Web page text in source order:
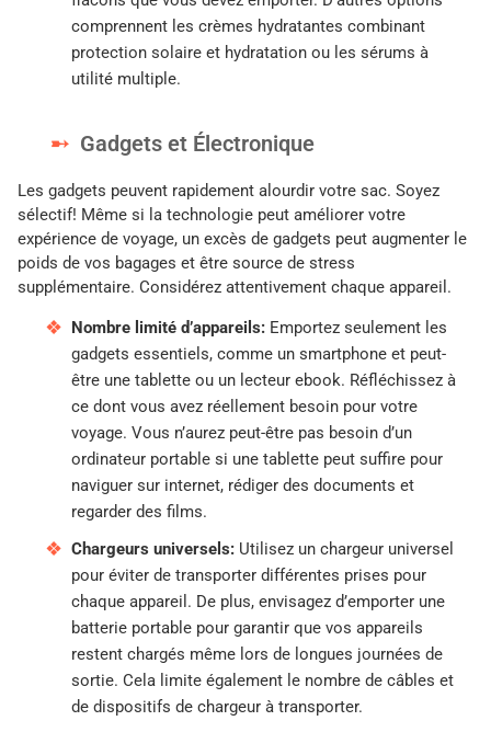
comprennent les crèmes hydratantes combinant
protection solaire et hydratation ou les sérums à
utilité multiple.
Gadgets et Électronique
Les gadgets peuvent rapidement alourdir votre sac. Soyez
sélectif! Même si la technologie peut améliorer votre
expérience de voyage, un excès de gadgets peut augmenter le
poids de vos bagages et être source de stress
supplémentaire. Considérez attentivement chaque appareil.
Nombre limité d’appareils: Emportez seulement les
gadgets essentiels, comme un smartphone et peut-
être une tablette ou un lecteur ebook. Réfléchissez à
ce dont vous avez réellement besoin pour votre
voyage. Vous n’aurez peut-être pas besoin d’un
ordinateur portable si une tablette peut suffire pour
naviguer sur internet, rédiger des documents et
regarder des films.
Chargeurs universels: Utilisez un chargeur universel
pour éviter de transporter différentes prises pour
chaque appareil. De plus, envisagez d’emporter une
batterie portable pour garantir que vos appareils
restent chargés même lors de longues journées de
sortie. Cela limite également le nombre de câbles et
de dispositifs de chargeur à transporter.